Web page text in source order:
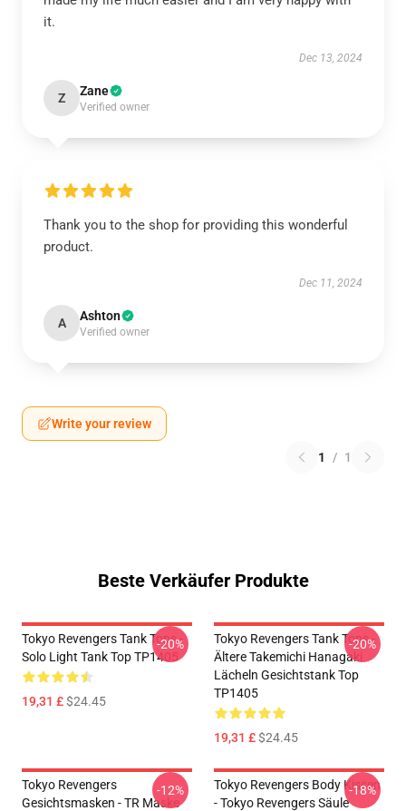
it.
Dec 13, 2024
Z Zane
Verified owner
Thank you to the shop for providing this wonderful
product.
Dec 11, 2024
A Ashton
Verified owner
Write your review
1 / 1
Beste Verkäufer Produkte
Tokyo Revengers Tank Tops -
Solo Light Tank Top TP1405
19,31 £$24.45
-20%
Tokyo Revengers Tank Tops -
Ältere Takemichi Hanagaki
Lächeln Gesichtstank Top
TP1405
19,31 £$24.45
-20%
Tokyo Revengers
Gesichtsmasken - TR Maske
-12%
Tokyo Revengers Body Kissen
- Tokyo Revengers Säule
-18%